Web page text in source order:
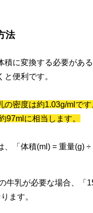
法
積に変換する必要があ
と便利です。
の密度は約1.03g/mlです
97mlに相当します。
、「体積(ml) = 重量(g) ÷
牛乳が必要な場合、「
ます。